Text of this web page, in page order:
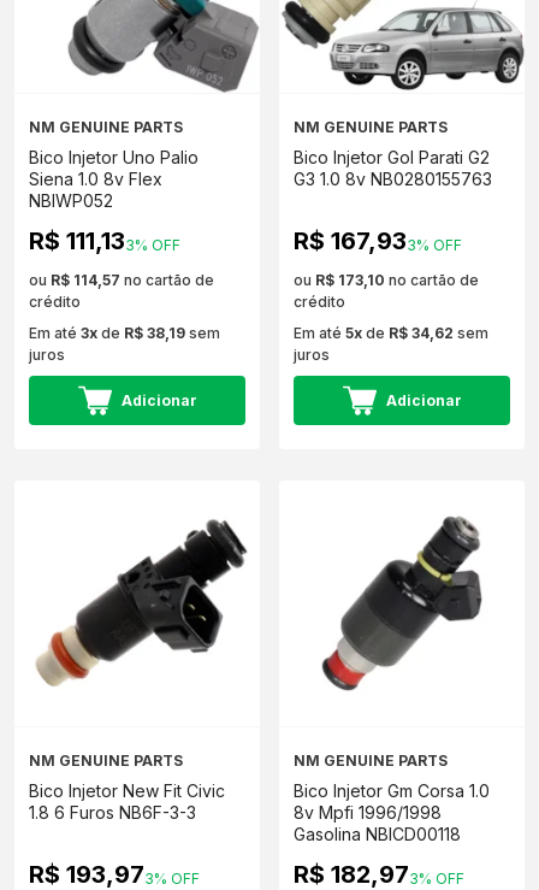
NM GENUINE PARTS
Bico Injetor Uno Palio
Siena 1.0 8v Flex
NBIWP052
R$ 111,133% OFF
ou R$ 114,57 no cartão de
crédito
Em até 3x de R$ 38,19 sem
juros
Adicionar
NM GENUINE PARTS
Bico Injetor Gol Parati G2
G3 1.0 8v NB0280155763
R$ 167,933% OFF
ou R$ 173,10 no cartão de
crédito
Em até 5x de R$ 34,62 sem
juros
Adicionar
NM GENUINE PARTS
Bico Injetor New Fit Civic
1.8 6 Furos NB6F-3-3
R$ 193,973% OFF
NM GENUINE PARTS
Bico Injetor Gm Corsa 1.0
8v Mpfi 1996/1998
Gasolina NBICD00118
R$ 182,973% OFF